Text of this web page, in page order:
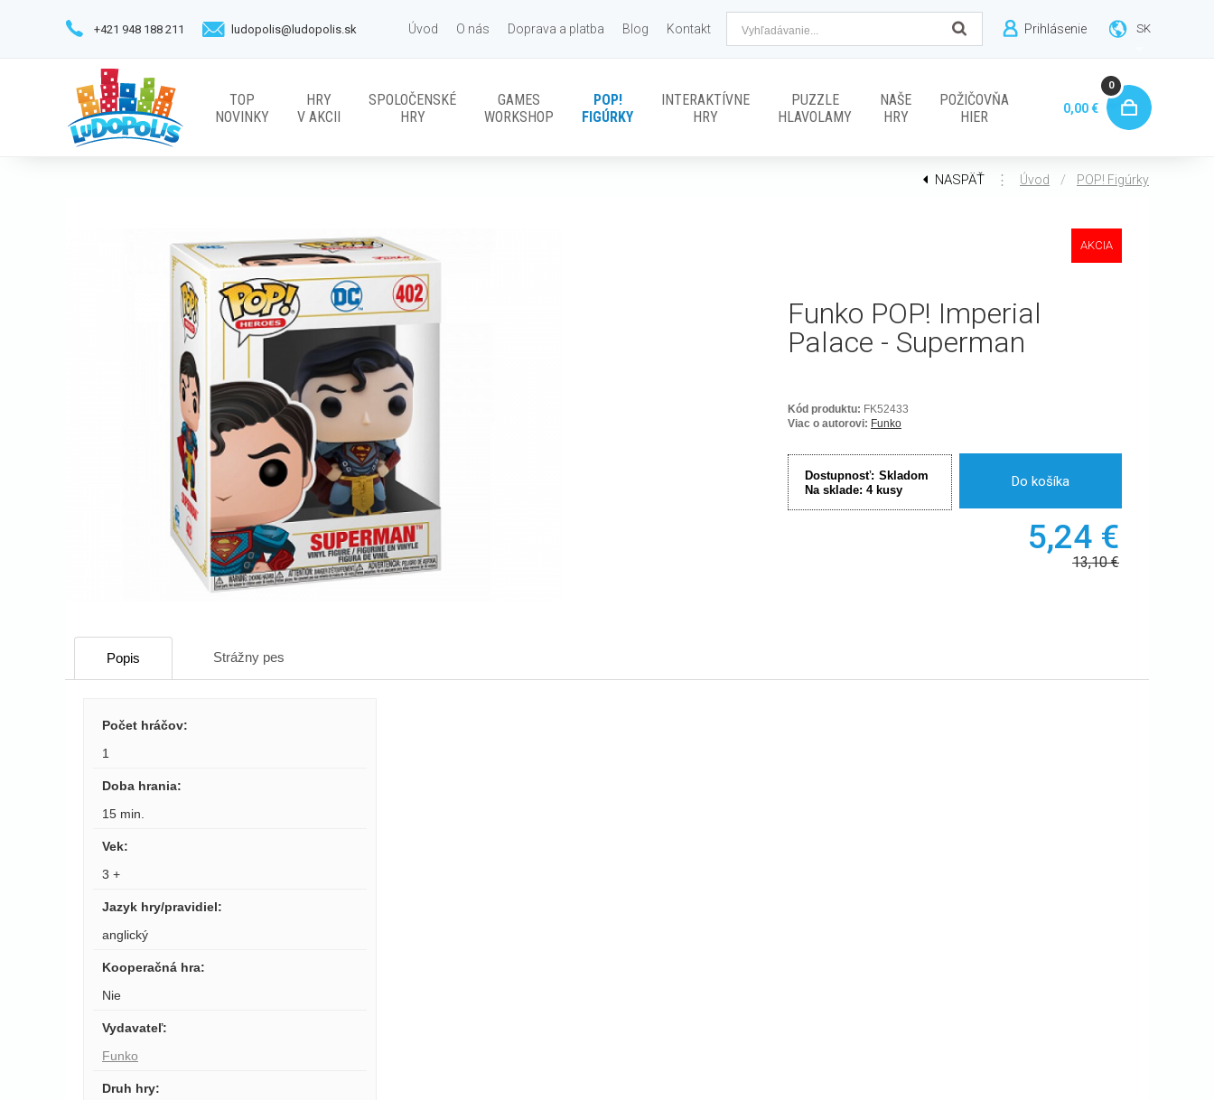
SK
Úvod O nás Doprava a platba Blog Kontakt
TOP
NOVINKY
HRY
V AKCII
SPOLOČENSKÉ
HRY
GAMES
WORKSHOP
POP!
FIGÚRKY
INTERAKTÍVNE
HRY
PUZZLE
HLAVOLAMY
NAŠE
HRY
POŽIČOVŇA
HIER
Prihlásenie
+421 948 188 211 ludopolis@ludopolis.sk
0,00 €
0
NASPÄŤ ⋮ Úvod / POP! Figúrky
AKCIA
Funko POP! Imperial
Palace - Superman
Kód produktu: FK52433
Viac o autorovi: Funko
Dostupnosť: Skladom
Na sklade: 4 kusy
Do košíka
5,24 €
13,10€
Popis Strážny pes
Počet hráčov:
1
Doba hrania:
15 min.
Vek:
3 +
Jazyk hry/pravidiel:
anglický
Kooperačná hra:
Nie
Vydavateľ:
Funko
Druh hry: